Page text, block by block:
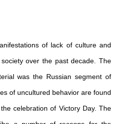
of lack of culture and
over the past decade. The
was the Russian segment of
of uncultured behavior are found
celebration of Victory Day. The